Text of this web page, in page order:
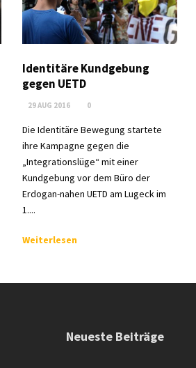
Identitäre Kundgebung
gegen UETD
29 AUG 2016 0
Die Identitäre Bewegung startete
ihre Kampagne gegen die
„Integrationslüge“ mit einer
Kundgebung vor dem Büro der
Erdogan-nahen UETD am Lugeck im
1....
Weiterlesen
Neueste Beiträge